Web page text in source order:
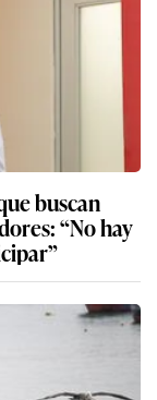
buscan
“No hay